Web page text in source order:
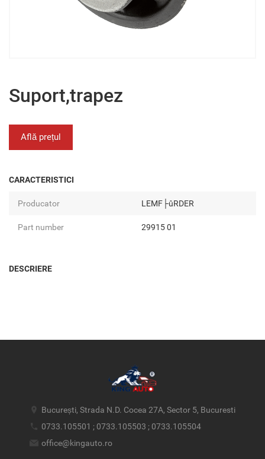
Suport,trapez
Află prețul
CARACTERISTICI
Producator LEMF├ûRDER
Part number 29915 01
DESCRIERE
București, Strada N.D. Cocea 27A, Sector 5, Bucuresti
0733.105501 ; 0733.105503 ; 0733.105504
office@kingauto.ro